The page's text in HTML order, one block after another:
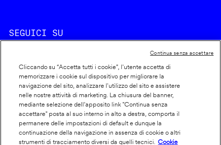
SEGUICI SU
Footer
info
Cookie policy
Dichiarazione di accessibilità
Privacy
Cliccando su “Accetta tutti i cookie”, l'utente accetta di
memorizzare i cookie sul dispositivo per migliorare la
navigazione del sito, analizzare l'utilizzo del sito e assistere
nelle nostre attività di marketing. La chiusura del banner,
mediante selezione dell’apposito link "Continua senza
accettare" posta al suo interno in alto a destra, comporta il
permanere delle impostazioni di default e dunque la
continuazione della navigazione in assenza di cookie o altri
strumenti di tracciamento diversi da quelli tecnici.
Cookie
Continua senza accettare